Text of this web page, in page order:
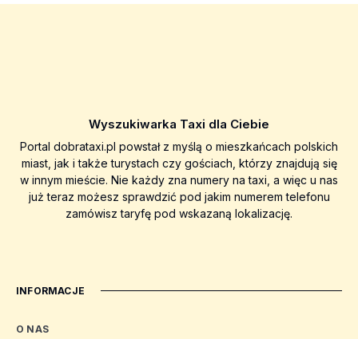
Wyszukiwarka Taxi dla Ciebie
Portal dobrataxi.pl powstał z myślą o mieszkańcach polskich
miast, jak i także turystach czy gościach, którzy znajdują się
w innym mieście. Nie każdy zna numery na taxi, a więc u nas
już teraz możesz sprawdzić pod jakim numerem telefonu
zamówisz taryfę pod wskazaną lokalizację.
INFORMACJE
O NAS